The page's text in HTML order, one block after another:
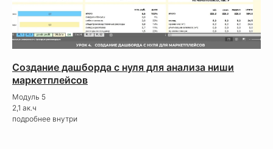
Создание дашборда с нуля для анализа ниши
маркетплейсов
Модуль 5
2,1 ак.ч
подробнее внутри